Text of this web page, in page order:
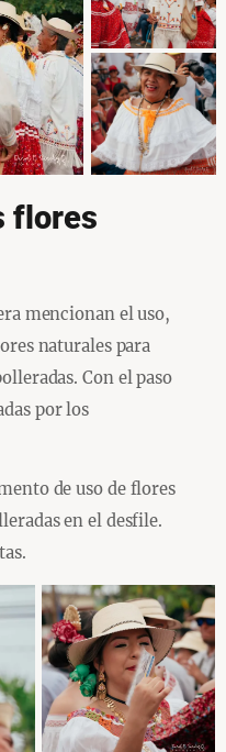
flores
mencionan el uso,
naturales para
Con el paso
por los
de uso de flores
en el desfile.